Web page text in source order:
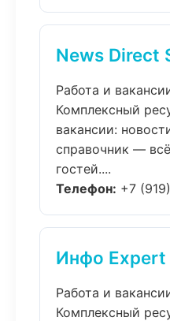
News Direct
Работа и
Комплексный
вакансии:
справочник —
гостей....
Телефон: +7
Инфо Expert
Работа и
Комплексный